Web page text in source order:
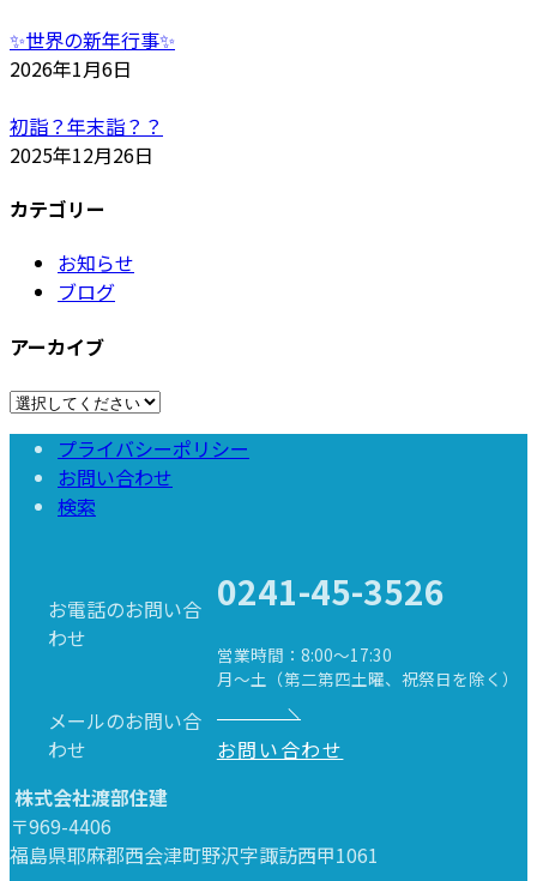
✨世界の新年行事✨
2026年1月6日
初詣？年末詣？？
2025年12月26日
カテゴリー
お知らせ
ブログ
アーカイブ
プライバシーポリシー
お問い合わせ
検索
Search
for:
お電話のお問い合
わせ
0241-45-3526
営業時間：8:00～17:30
月～土（第二第四土曜、祝祭日を除く）
メールのお問い合
わせ
お問い合わせ
株式会社渡部住建
〒969-4406
福島県耶麻郡西会津町野沢字諏訪西甲1061